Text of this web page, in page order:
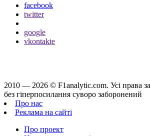
facebook
twitter
google
vkontakte
2010 — 2026 © F1analytic.com. Усi права
без гіперпосилання суворо заборонений
Про нас
Реклама на сайті
Про проект